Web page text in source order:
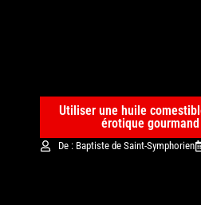
Utiliser une huile
érotique
De : Baptiste de Saint-Symphorien